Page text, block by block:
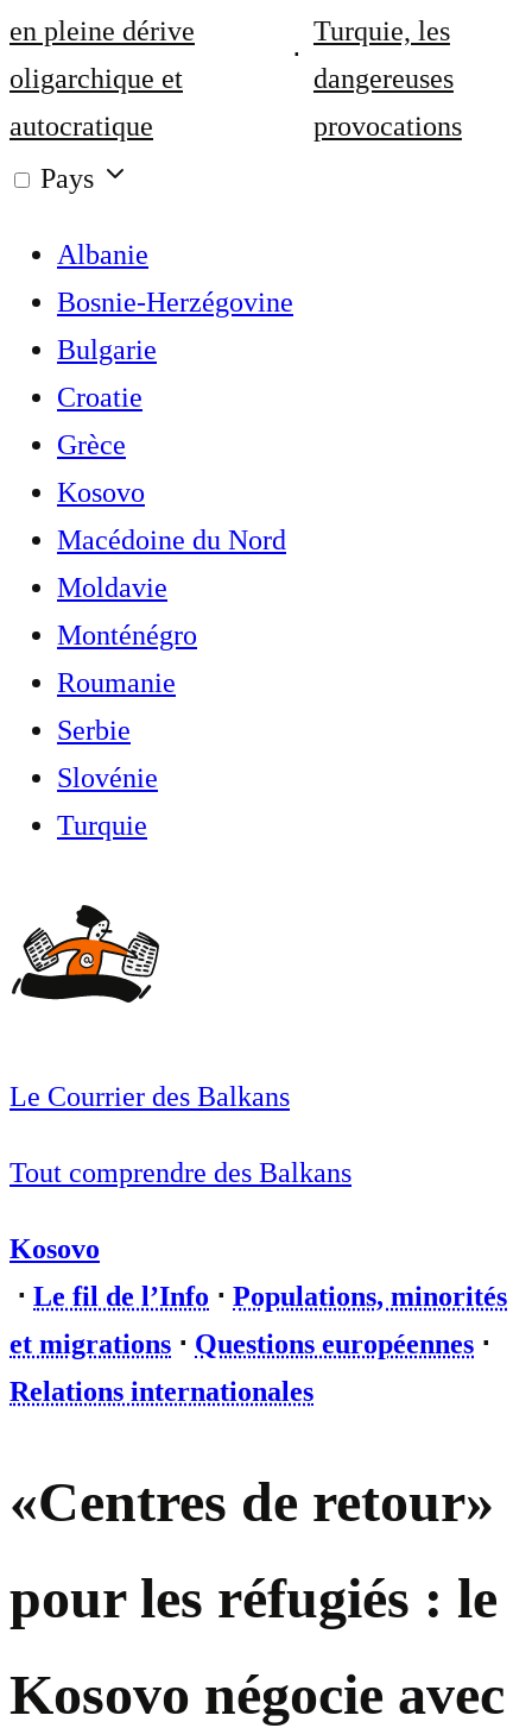
en pleine dérive
oligarchique et
autocratique
Turquie, les
dangereuses
provocations
Pays
Albanie
Bosnie-Herzégovine
Bulgarie
Croatie
Grèce
Kosovo
Macédoine du Nord
Moldavie
Monténégro
Roumanie
Serbie
Slovénie
Turquie
Le Courrier des Balkans
Tout comprendre des Balkans
Kosovo
⋅ Le fil de l’Info ⋅ Populations, minorités
et migrations ⋅ Questions européennes ⋅
Relations internationales
«Centres de retour»
pour les réfugiés : le
Kosovo négocie avec